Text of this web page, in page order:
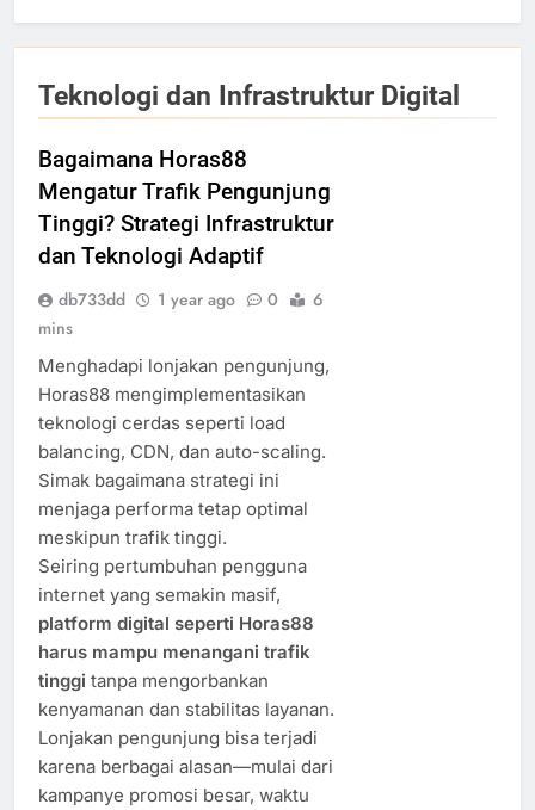
Teknologi dan Infrastruktur Digital
Bagaimana Horas88
Mengatur Trafik Pengunjung
Tinggi? Strategi Infrastruktur
dan Teknologi Adaptif
db733dd 1 year ago 0
6
mins
Menghadapi lonjakan pengunjung,
Horas88 mengimplementasikan
teknologi cerdas seperti load
balancing, CDN, dan auto-scaling.
Simak bagaimana strategi ini
menjaga performa tetap optimal
meskipun trafik tinggi.
Seiring pertumbuhan pengguna
internet yang semakin masif,
platform digital seperti Horas88
harus mampu menangani trafik
tinggi tanpa mengorbankan
kenyamanan dan stabilitas layanan.
Lonjakan pengunjung bisa terjadi
karena berbagai alasan—mulai dari
kampanye promosi besar, waktu